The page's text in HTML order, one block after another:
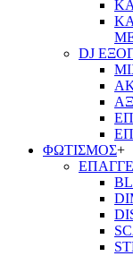
DJ
ΦΩΤΙΣΜΟΣ+